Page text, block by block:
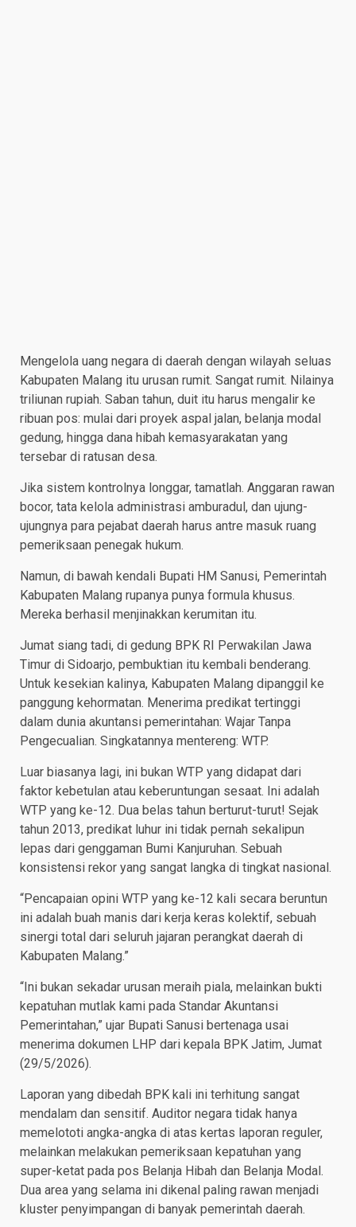
Mengelola uang negara di daerah dengan wilayah seluas
Kabupaten Malang itu urusan rumit. Sangat rumit. Nilainya
triliunan rupiah. Saban tahun, duit itu harus mengalir ke
ribuan pos: mulai dari proyek aspal jalan, belanja modal
gedung, hingga dana hibah kemasyarakatan yang
tersebar di ratusan desa.
Jika sistem kontrolnya longgar, tamatlah. Anggaran rawan
bocor, tata kelola administrasi amburadul, dan ujung-
ujungnya para pejabat daerah harus antre masuk ruang
pemeriksaan penegak hukum.
Namun, di bawah kendali Bupati HM Sanusi, Pemerintah
Kabupaten Malang rupanya punya formula khusus.
Mereka berhasil menjinakkan kerumitan itu.
Jumat siang tadi, di gedung BPK RI Perwakilan Jawa
Timur di Sidoarjo, pembuktian itu kembali benderang.
Untuk kesekian kalinya, Kabupaten Malang dipanggil ke
panggung kehormatan. Menerima predikat tertinggi
dalam dunia akuntansi pemerintahan: Wajar Tanpa
Pengecualian. Singkatannya mentereng: WTP.
Luar biasanya lagi, ini bukan WTP yang didapat dari
faktor kebetulan atau keberuntungan sesaat. Ini adalah
WTP yang ke-12. Dua belas tahun berturut-turut! Sejak
tahun 2013, predikat luhur ini tidak pernah sekalipun
lepas dari genggaman Bumi Kanjuruhan. Sebuah
konsistensi rekor yang sangat langka di tingkat nasional.
“Pencapaian opini WTP yang ke-12 kali secara beruntun
ini adalah buah manis dari kerja keras kolektif, sebuah
sinergi total dari seluruh jajaran perangkat daerah di
Kabupaten Malang.”
“Ini bukan sekadar urusan meraih piala, melainkan bukti
kepatuhan mutlak kami pada Standar Akuntansi
Pemerintahan,” ujar Bupati Sanusi bertenaga usai
menerima dokumen LHP dari kepala BPK Jatim, Jumat
(29/5/2026).
Laporan yang dibedah BPK kali ini terhitung sangat
mendalam dan sensitif. Auditor negara tidak hanya
memelototi angka-angka di atas kertas laporan reguler,
melainkan melakukan pemeriksaan kepatuhan yang
super-ketat pada pos Belanja Hibah dan Belanja Modal.
Dua area yang selama ini dikenal paling rawan menjadi
kluster penyimpangan di banyak pemerintah daerah.